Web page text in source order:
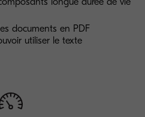
documents en PDF
utiliser le texte